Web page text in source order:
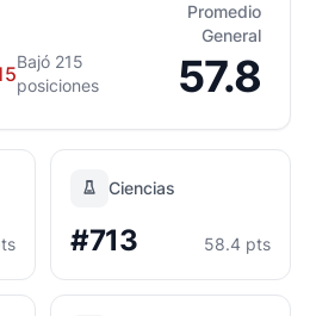
Bajó 215
posiciones
Promedio
General
57.8
Ciencias
#713 58.4 pts